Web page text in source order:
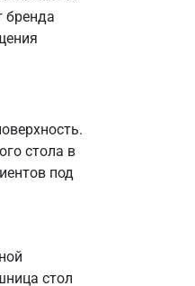
бренда
стола в
под
стол